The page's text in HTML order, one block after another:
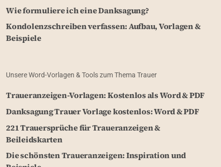
Wie formuliere ich eine Danksagung?
Kondolenzschreiben verfassen: Aufbau, Vorlagen &
Beispiele
Unsere Word-Vorlagen & Tools zum Thema Trauer
Traueranzeigen-Vorlagen: Kostenlos als Word & PDF
Danksagung Trauer Vorlage kostenlos: Word & PDF
221 Trauersprüche für Traueranzeigen &
Beileidskarten
Die schönsten Traueranzeigen: Inspiration und